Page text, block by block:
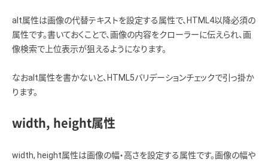
alt属性は画像の代替テキストを設定する属性で、HTML4以降必須の
属性です。書いておくことで、画像の内容をクローラーに伝えられ、画
像検索で上位表示が狙えるようになります。
なおalt属性を書かないと、HTML5バリデーションチェックで引っ掛か
ります。
width, height属性
width, height属性は画像の幅・高さを設定する属性です。画像の幅や